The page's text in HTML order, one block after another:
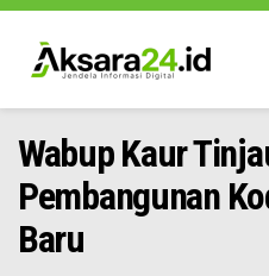
Wabup Kaur
Pembangunan
Baru